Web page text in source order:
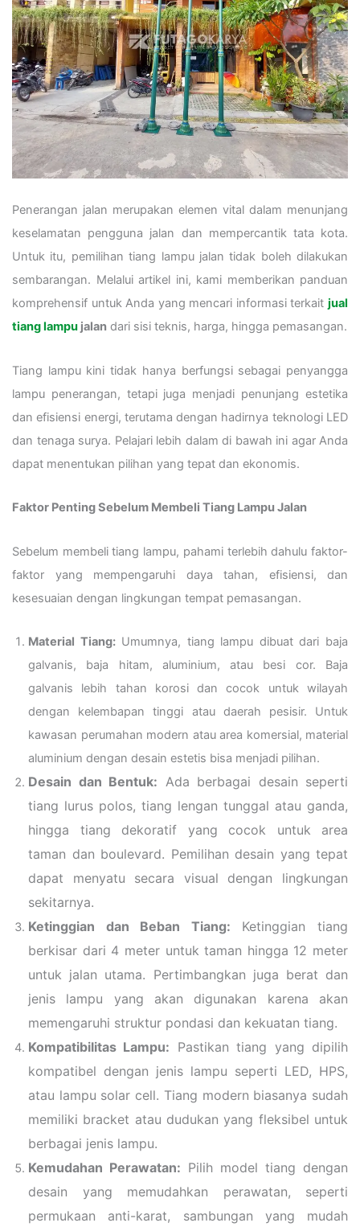
Penerangan jalan merupakan elemen vital dalam menunjang
keselamatan pengguna jalan dan mempercantik tata kota.
Untuk itu, pemilihan tiang lampu jalan tidak boleh dilakukan
sembarangan. Melalui artikel ini, kami memberikan panduan
komprehensif untuk Anda yang mencari informasi terkait jual
tiang lampu jalan dari sisi teknis, harga, hingga pemasangan.
Tiang lampu kini tidak hanya berfungsi sebagai penyangga
lampu penerangan, tetapi juga menjadi penunjang estetika
dan efisiensi energi, terutama dengan hadirnya teknologi LED
dan tenaga surya. Pelajari lebih dalam di bawah ini agar Anda
dapat menentukan pilihan yang tepat dan ekonomis.
Faktor Penting Sebelum Membeli Tiang Lampu Jalan
Sebelum membeli tiang lampu, pahami terlebih dahulu faktor-
faktor yang mempengaruhi daya tahan, efisiensi, dan
kesesuaian dengan lingkungan tempat pemasangan.
Material Tiang:Umumnya, tiang lampu dibuat dari baja
galvanis, baja hitam, aluminium, atau besi cor. Baja
galvanis lebih tahan korosi dan cocok untuk wilayah
dengan kelembapan tinggi atau daerah pesisir. Untuk
kawasan perumahan modern atau area komersial, material
aluminium dengan desain estetis bisa menjadi pilihan.
Desain dan Bentuk: Ada berbagai desain seperti
tiang lurus polos, tiang lengan tunggal atau ganda,
hingga tiang dekoratif yang cocok untuk area
taman dan boulevard. Pemilihan desain yang tepat
dapat menyatu secara visual dengan lingkungan
sekitarnya.
Ketinggian dan Beban Tiang: Ketinggian tiang
berkisar dari 4 meter untuk taman hingga 12 meter
untuk jalan utama. Pertimbangkan juga berat dan
jenis lampu yang akan digunakan karena akan
memengaruhi struktur pondasi dan kekuatan tiang.
Kompatibilitas Lampu: Pastikan tiang yang dipilih
kompatibel dengan jenis lampu seperti LED, HPS,
atau lampu solar cell. Tiang modern biasanya sudah
memiliki bracket atau dudukan yang fleksibel untuk
berbagai jenis lampu.
Kemudahan Perawatan: Pilih model tiang dengan
desain yang memudahkan perawatan, seperti
permukaan anti-karat, sambungan yang mudah